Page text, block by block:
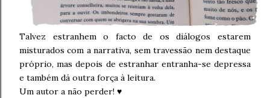
Talvez estranhem o facto de os diálogos estarem
misturados com a narrativa, sem travessão nem destaque
próprio, mas depois de estranhar entranha-se depressa
e também dá outra força à leitura.
Um autor a não perder! ♥